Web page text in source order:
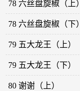
78 六丝盘旋椒（上）
78 六丝盘旋椒（下）
79 五大龙王（上）
79 五大龙王（下）
80 谢谢（上）